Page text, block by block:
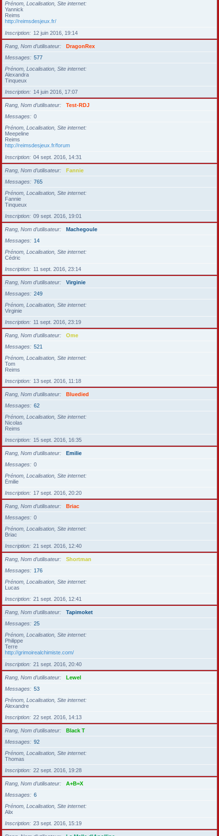
Prénom, Localisation, Site internet
Yannick
Reims
http://reimsdesjeux.fr/
Inscription
12 juin 2016, 19:14
Rang, Nom d’utilisateur
DragonRex
Messages
577
Prénom, Localisation, Site internet
Alexandra
Tinqueux
Inscription
14 juin 2016, 17:07
Rang, Nom d’utilisateur
Test-RDJ
Messages
0
Prénom, Localisation, Site internet
Meepeline
Reims
http://reimsdesjeux.fr/forum
Inscription
04 sept. 2016, 14:31
Rang, Nom d’utilisateur
Fannie
Messages
765
Prénom, Localisation, Site internet
Fannie
Tinqueux
Inscription
09 sept. 2016, 19:01
Rang, Nom d’utilisateur
Machegoule
Messages
14
Prénom, Localisation, Site internet
Cédric
Inscription
11 sept. 2016, 23:14
Rang, Nom d’utilisateur
Virginie
Messages
249
Prénom, Localisation, Site internet
Virginie
Inscription
11 sept. 2016, 23:19
Rang, Nom d’utilisateur
Ome
Messages
521
Prénom, Localisation, Site internet
Tom
Reims
Inscription
13 sept. 2016, 11:18
Rang, Nom d’utilisateur
Bluedied
Messages
62
Prénom, Localisation, Site internet
Nicolas
Reims
Inscription
15 sept. 2016, 16:35
Rang, Nom d’utilisateur
Emilie
Messages
0
Prénom, Localisation, Site internet
Émilie
Inscription
17 sept. 2016, 20:20
Rang, Nom d’utilisateur
Briac
Messages
0
Prénom, Localisation, Site internet
Briac
Inscription
21 sept. 2016, 12:40
Rang, Nom d’utilisateur
Shortman
Messages
176
Prénom, Localisation, Site internet
Lucas
Inscription
21 sept. 2016, 12:41
Rang, Nom d’utilisateur
Tapimoket
Messages
25
Prénom, Localisation, Site internet
Philippe
Terre
http://grimoirealchimiste.com/
Inscription
21 sept. 2016, 20:40
Rang, Nom d’utilisateur
Lewel
Messages
53
Prénom, Localisation, Site internet
Alexandre
Inscription
22 sept. 2016, 14:13
Rang, Nom d’utilisateur
Black T
Messages
92
Prénom, Localisation, Site internet
Thomas
Inscription
22 sept. 2016, 19:28
Rang, Nom d’utilisateur
A+B=X
Messages
6
Prénom, Localisation, Site internet
Alix
Inscription
23 sept. 2016, 15:19